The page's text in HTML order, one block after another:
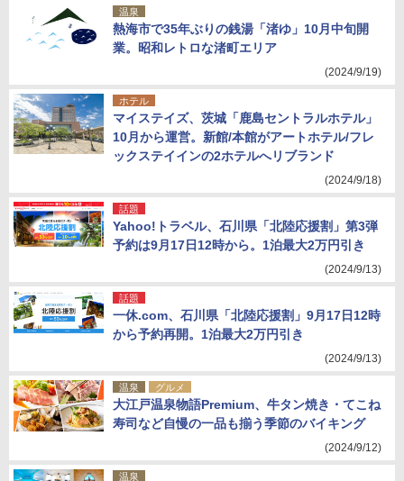
温泉
熱海市で35年ぶりの銭湯「渚ゆ」10月中旬開
業。昭和レトロな渚町エリア
(2024/9/19)
ホテル
マイステイズ、茨城「鹿島セントラルホテル」
10月から運営。新館/本館がアートホテル/フレ
ックステイインの2ホテルへリブランド
(2024/9/18)
話題
Yahoo!トラベル、石川県「北陸応援割」第3弾
予約は9月17日12時から。1泊最大2万円引き
(2024/9/13)
話題
一休.com、石川県「北陸応援割」9月17日12時
から予約再開。1泊最大2万円引き
(2024/9/13)
温泉 グルメ
大江戸温泉物語Premium、牛タン焼き・てこね
寿司など自慢の一品も揃う季節のバイキング
(2024/9/12)
温泉